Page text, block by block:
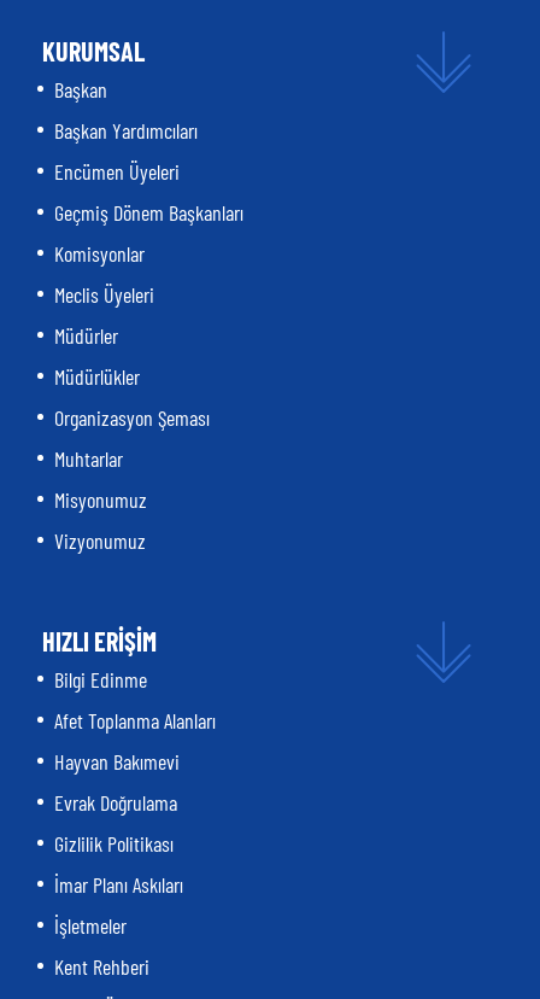
KURUMSAL
Başkan
Başkan Yardımcıları
Encümen Üyeleri
Geçmiş Dönem Başkanları
Komisyonlar
Meclis Üyeleri
Müdürler
Müdürlükler
Organizasyon Şeması
Muhtarlar
Misyonumuz
Vizyonumuz
HIZLI ERİŞİM
Bilgi Edinme
Afet Toplanma Alanları
Hayvan Bakımevi
Evrak Doğrulama
Gizlilik Politikası
İmar Planı Askıları
İşletmeler
Kent Rehberi